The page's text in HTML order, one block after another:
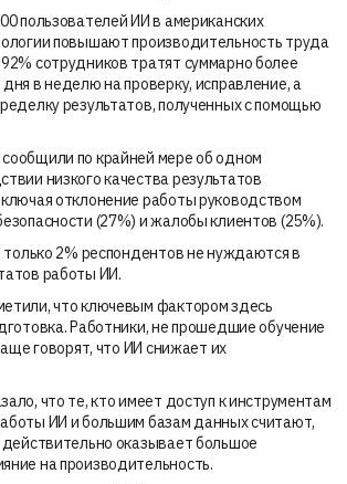
пользователей ИИ в американских
повышают производительность труда
сотрудников тратят суммарно более
в неделю на проверку, исправление, а
результатов, полученных с помощью
по крайней мере об одном
низкого качества результатов
отклонение работы руководством
(27%) и жалобы клиентов (25%).
только 2% респондентов не нуждаются в
работы ИИ.
что ключевым фактором здесь
Работники, не прошедшие обучение
говорят, что ИИ снижает их
что те, кто имеет доступ к инструментам
ИИ и большим базам данных считают,
действительно оказывает большое
на производительность.